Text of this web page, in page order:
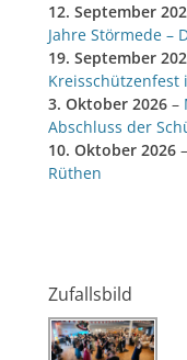
12. September
Jahre Störmede –
19. September
3. Oktober 2026 –
Abschluss der
10. Oktober 2026 –
Rüthen
Zufallsbild